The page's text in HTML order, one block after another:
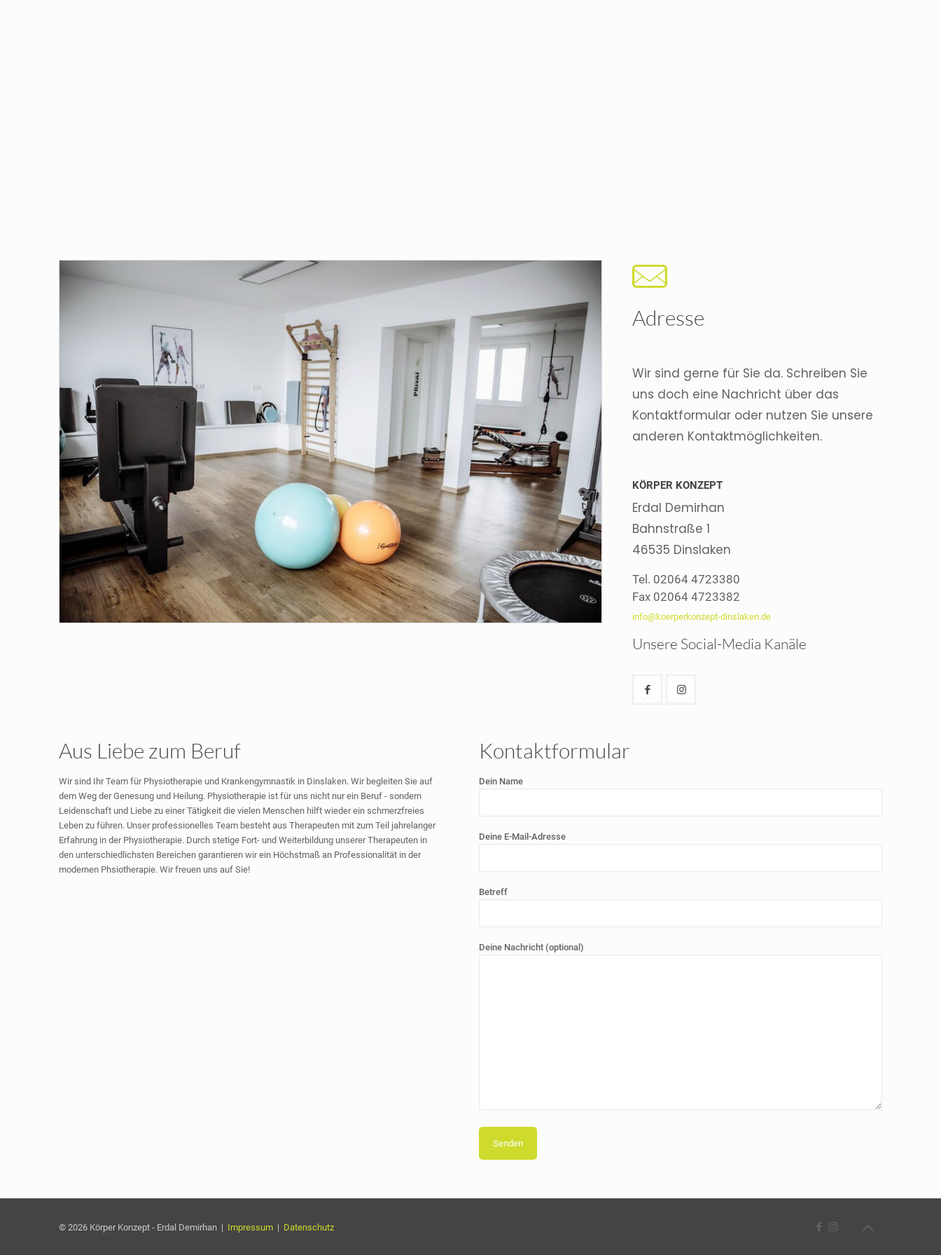
Adresse
Wir sind gerne für Sie da. Schreiben Sie
uns doch eine Nachricht über das
Kontaktformular oder nutzen Sie unsere
anderen Kontaktmöglichkeiten.
KÖRPER KONZEPT
Erdal Demirhan
Bahnstraße 1
46535 Dinslaken
Tel. 02064 4723380
Fax 02064 4723382
info@koerperkonzept-dinslaken.de
Unsere Social-Media Kanäle
Aus Liebe zum Beruf
Wir sind Ihr Team für Physiotherapie und Krankengymnastik in Dinslaken. Wir begleiten Sie auf
dem Weg der Genesung und Heilung. Physiotherapie ist für uns nicht nur ein Beruf - sondern
Leidenschaft und Liebe zu einer Tätigkeit die vielen Menschen hilft wieder ein schmerzfreies
Leben zu führen. Unser professionelles Team besteht aus Therapeuten mit zum Teil jahrelanger
Erfahrung in der Physiotherapie. Durch stetige Fort- und Weiterbildung unserer Therapeuten in
den unterschiedlichsten Bereichen garantieren wir ein Höchstmaß an Professionalität in der
modernen Phsiotherapie. Wir freuen uns auf Sie!
Kontaktformular
Dein Name
Deine E-Mail-Adresse
Betreff
Deine Nachricht (optional)
© 2026 Körper Konzept - Erdal Demirhan | Impressum | Datenschutz